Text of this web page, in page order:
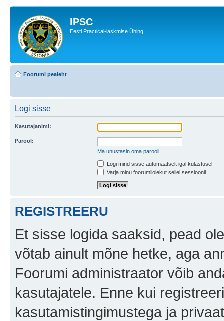
IPSC
Eesti Practical-laskmise Ühing
Foorumi pealeht
Logi sisse
Kasutajanimi:
Parool:
Ma unustasin oma parooli
Logi mind sisse automaatselt igal külastusel
Varja minu foorumilolekut sellel sessioonil
REGISTREERU
Et sisse logida saaksid, pead
võtab ainult mõne hetke, aga
Foorumi administraator võib
kasutajatele. Enne kui
kasutamistingimustega ja